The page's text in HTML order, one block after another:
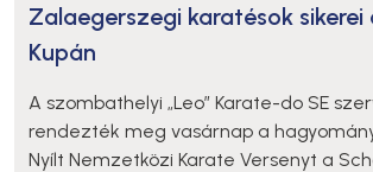
Zalaegerszegi karatésok sikerei
Kupán
A szombathelyi „Leo” Karate-do SE
rendezték meg vasárnap a
Nyílt Nemzetközi Karate Versenyt a